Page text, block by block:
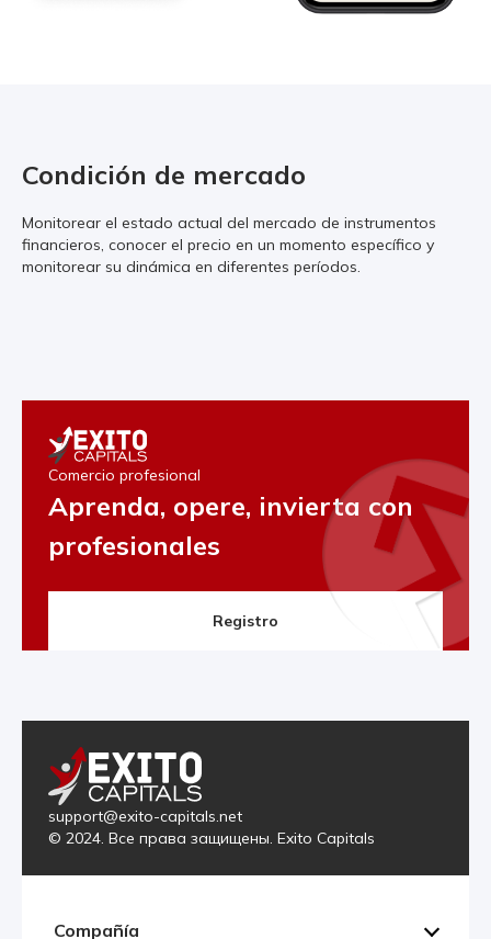
Condición de mercado
Monitorear el estado actual del mercado de instrumentos
financieros, conocer el precio en un momento específico y
monitorear su dinámica en diferentes períodos.
Comercio profesional
Aprenda, opere, invierta con
profesionales
Registro
support@exito-capitals.net
© 2024. Все права защищены. Exito Capitals
Compañía